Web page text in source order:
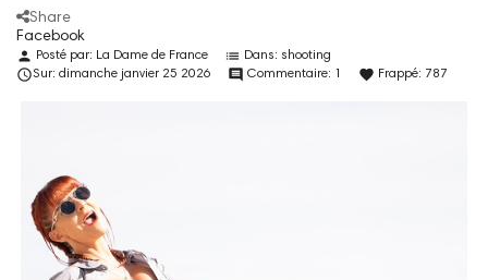
Share
Facebook
person Posté par: La Dame de France list Dans: shooting
Sur: dimanche janvier 25 2026 comment Commentaire: 1 favorite Frappé: 787